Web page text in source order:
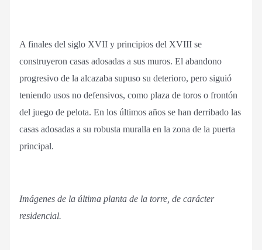
A finales del siglo XVII y principios del XVIII se
construyeron casas adosadas a sus muros. El abandono
progresivo de la alcazaba supuso su deterioro, pero siguió
teniendo usos no defensivos, como plaza de toros o frontón
del juego de pelota. En los últimos años se han derribado las
casas adosadas a su robusta muralla en la zona de la puerta
principal.
Imágenes de la última planta de la torre, de carácter
residencial.